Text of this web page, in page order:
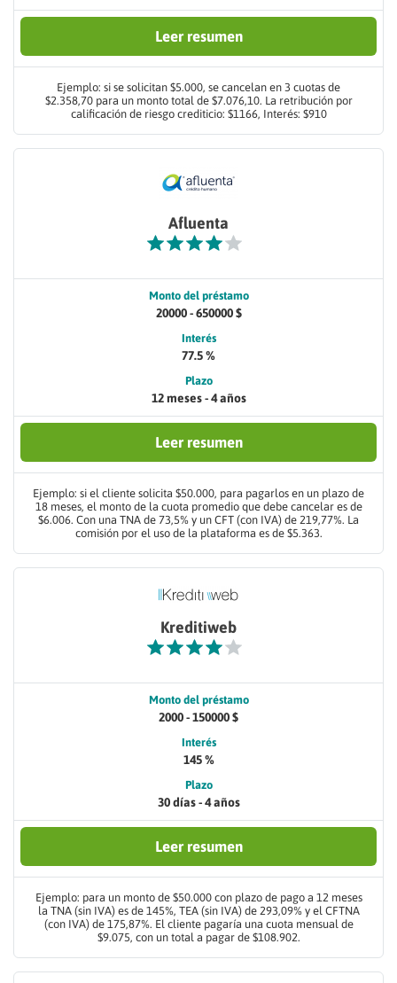
Leer resumen
Ejemplo: si se solicitan $5.000, se cancelan en 3 cuotas de
$2.358,70 para un monto total de $7.076,10. La retribución por
calificación de riesgo crediticio: $1166, Interés: $910
Afluenta
Monto del préstamo
20000 - 650000 $
Interés
77.5 %
Plazo
12 meses - 4 años
Leer resumen
Ejemplo: si el cliente solicita $50.000, para pagarlos en un plazo de
18 meses, el monto de la cuota promedio que debe cancelar es de
$6.006. Con una TNA de 73,5% y un CFT (con IVA) de 219,77%. La
comisión por el uso de la plataforma es de $5.363.
Kreditiweb
Monto del préstamo
2000 - 150000 $
Interés
145 %
Plazo
30 días - 4 años
Leer resumen
Ejemplo: para un monto de $50.000 con plazo de pago a 12 meses
la TNA (sin IVA) es de 145%, TEA (sin IVA) de 293,09% y el CFTNA
(con IVA) de 175,87%. El cliente pagaría una cuota mensual de
$9.075, con un total a pagar de $108.902.